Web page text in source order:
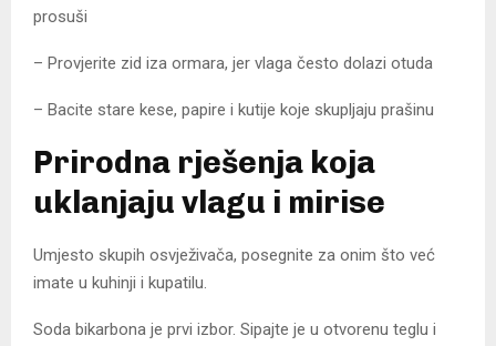
prosuši
– Provjerite zid iza ormara, jer vlaga često dolazi otuda
– Bacite stare kese, papire i kutije koje skupljaju prašinu
Prirodna rješenja koja
uklanjaju vlagu i mirise
Umjesto skupih osvježivača, posegnite za onim što već
imate u kuhinji i kupatilu.
Soda bikarbona je prvi izbor. Sipajte je u otvorenu teglu i